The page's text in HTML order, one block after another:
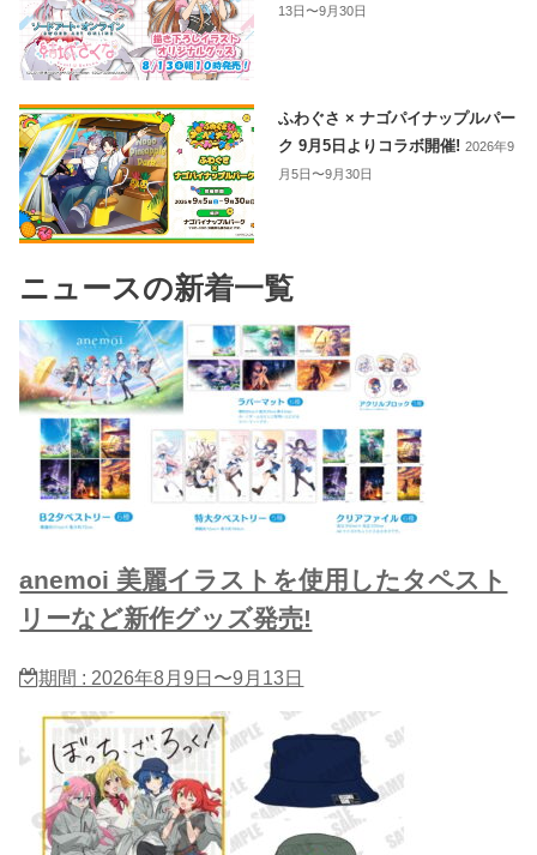
13日〜9月30日
ふわぐさ × ナゴパイナップルパー
ク 9月5日よりコラボ開催!2026年9
月5日〜9月30日
ニュースの新着一覧
anemoi 美麗イラストを使用したタペスト
リーなど新作グッズ発売!
期間 : 2026年8月9日〜9月13日